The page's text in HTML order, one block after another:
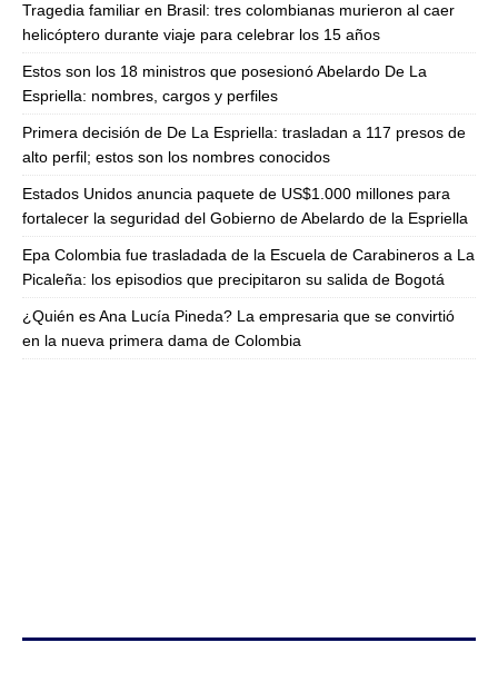
Tragedia familiar en Brasil: tres colombianas murieron al caer
helicóptero durante viaje para celebrar los 15 años
Estos son los 18 ministros que posesionó Abelardo De La
Espriella: nombres, cargos y perfiles
Primera decisión de De La Espriella: trasladan a 117 presos de
alto perfil; estos son los nombres conocidos
Estados Unidos anuncia paquete de US$1.000 millones para
fortalecer la seguridad del Gobierno de Abelardo de la Espriella
Epa Colombia fue trasladada de la Escuela de Carabineros a La
Picaleña: los episodios que precipitaron su salida de Bogotá
¿Quién es Ana Lucía Pineda? La empresaria que se convirtió
en la nueva primera dama de Colombia